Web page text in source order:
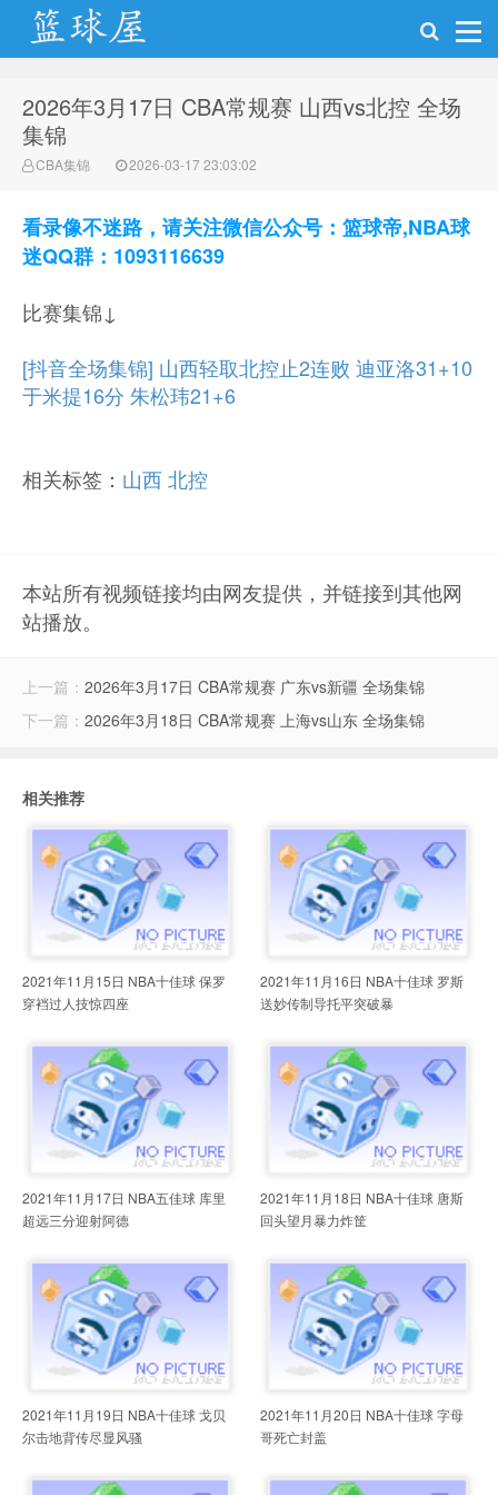
NBA录像网
2026年3月17日 CBA常规赛 山西vs北控 全场
集锦
CBA集锦 2026-03-17 23:03:02
看录像不迷路，请关注微信公众号：篮球帝,NBA球
迷QQ群：1093116639
比赛集锦↓
[抖音全场集锦] 山西轻取北控止2连败 迪亚洛31+10
于米提16分 朱松玮21+6
相关标签： 山西北控
本站所有视频链接均由网友提供，并链接到其他网
站播放。
上一篇： 2026年3月17日 CBA常规赛 广东vs新疆 全场集锦
下一篇： 2026年3月18日 CBA常规赛 上海vs山东 全场集锦
相关推荐
2021年11月15日 NBA十佳球 保罗
穿裆过人技惊四座
2021年11月16日 NBA十佳球 罗斯
送妙传制导托平突破暴
2021年11月17日 NBA五佳球 库里
超远三分迎射阿德
2021年11月18日 NBA十佳球 唐斯
回头望月暴力炸筐
2021年11月19日 NBA十佳球 戈贝
尔击地背传尽显风骚
2021年11月20日 NBA十佳球 字母
哥死亡封盖